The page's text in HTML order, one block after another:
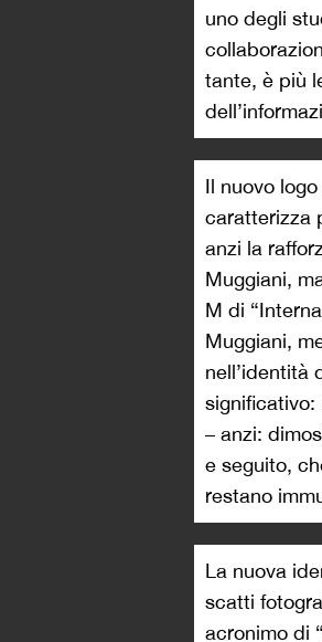
uno degli
tante, è più
Il nuovo
caratterizza
anzi la
Muggiani,
M di
Muggiani,
nell’identità
significativo:
– anzi:
e seguito,
restano
La nuova
scatti
acronimo di